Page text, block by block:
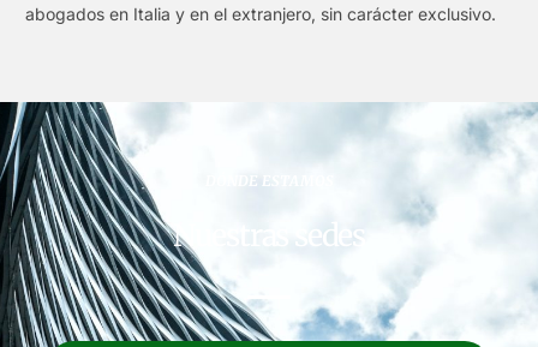
abogados en Italia y en el extranjero, sin carácter exclusivo.
DÓNDE ESTAMOS
Nuestras sedes